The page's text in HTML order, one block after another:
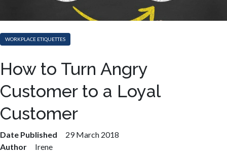
WORKPLACE ETIQUETTES
How to Turn Angry
Customer to a Loyal
Customer
Date Published
29 March 2018
Author
Irene